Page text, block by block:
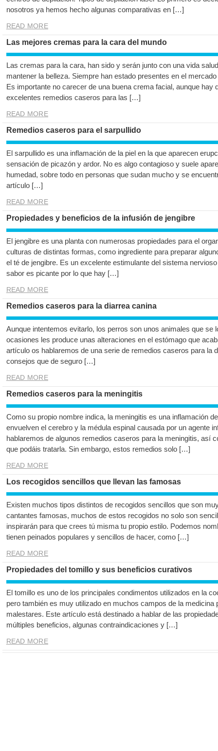
nosotros ya hemos hecho algunas comparativas en […]
READ MORE
Las mejores cremas para la cara del mundo
Las cremas para la cara, han sido y serán junto con una vida
mantener la belleza. Siempre han estado presentes en el
Es importante no carecer de una buena crema facial, aunque hay
excelentes remedios caseros para las […]
READ MORE
Remedios caseros para el sarpullido
El sarpullido es una inflamación de la piel en la que aparecen
sensación de picazón y ardor. No es algo contagioso y suele
humedad, sobre todo en personas que sudan mucho y se
artículo […]
READ MORE
Propiedades y beneficios de la infusión de jengibre
El jengibre es una planta con numerosas propiedades para el
culturas de distintas formas, como ingrediente para preparar
el té de jengibre. Es un excelente estimulante del sistema
sabor es picante por lo que hay […]
READ MORE
Remedios caseros para la diarrea canina
Aunque intentemos evitarlo, los perros son unos animales que se
ocasiones les produce unas alteraciones en el estómago que
artículo os hablaremos de una serie de remedios caseros para la
consejos que de seguro […]
READ MORE
Remedios caseros para la meningitis
Como su propio nombre indica, la meningitis es una inflamación
envuelven el cerebro y la médula espinal causada por un agente
hablaremos de algunos remedios caseros para la meningitis, así
que podáis tratarla. Sin embargo, estos remedios solo […]
READ MORE
Los recogidos sencillos que llevan las famosas
Existen muchos tipos distintos de recogidos sencillos que son
cantantes famosas, muchos de estos recogidos no solo son
inspirarán para que crees tú misma tu propio estilo. Podemos
tienen peinados populares y sencillos de hacer, como […]
READ MORE
Propiedades del tomillo y sus beneficios curativos
El tomillo es uno de los principales condimentos utilizados en la
pero también es muy utilizado en muchos campos de la medicina
malestares. Este artículo está destinado a hablar de las
múltiples beneficios, algunas contraindicaciones y […]
READ MORE